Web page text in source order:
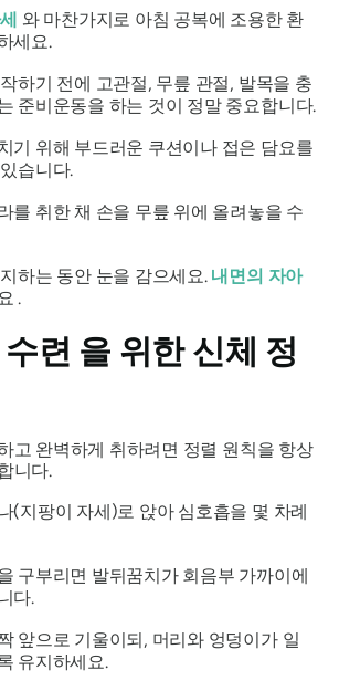
와 마찬가지로 아침 공복에 조용한 환
세요.
하기 전에 고관절, 무릎 관절, 발목을 충
준비운동을 하는 것이 정말 중요합니다.
기 위해 부드러운 쿠션이나 접은 담요를
습니다.
를 취한 채 손을 무릎 위에 올려놓을 수
하는 동안 눈을 감으세요. 내면의 자아
.
수련 을 위한 신체 정
고 완벽하게 취하려면 정렬 원칙을 항상
니다.
(지팡이 자세)로 앉아 심호흡을 몇 차례
구부리면 발뒤꿈치가 회음부 가까이에
다.
앞으로 기울이되, 머리와 엉덩이가 일
유지하세요.